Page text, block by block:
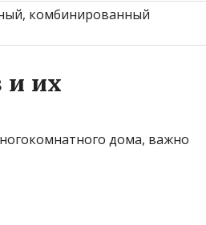
комбинированный
и их
дома, важно